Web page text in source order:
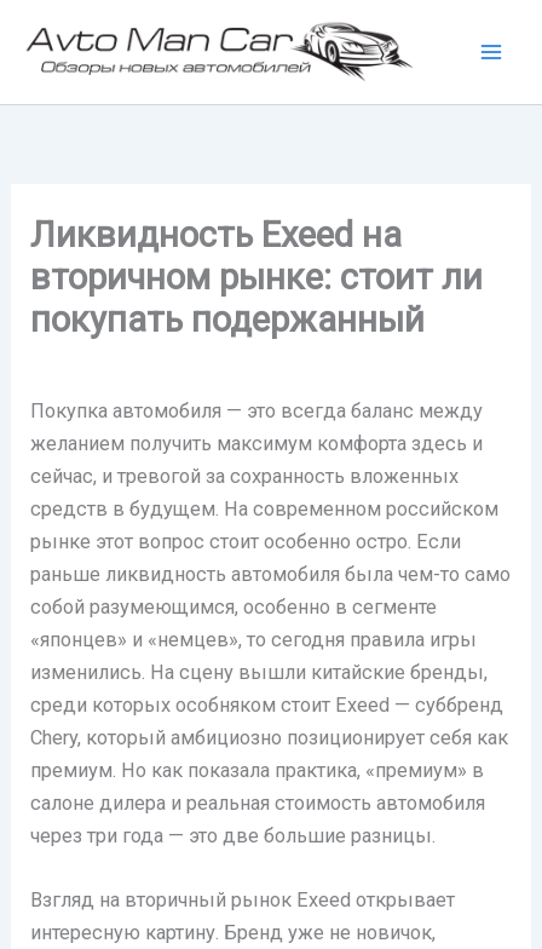
содержимому
Ликвидность Exeed на
вторичном рынке: стоит ли
покупать подержанный
Покупка автомобиля — это всегда баланс между
желанием получить максимум комфорта здесь и
сейчас, и тревогой за сохранность вложенных
средств в будущем. На современном российском
рынке этот вопрос стоит особенно остро. Если
раньше ликвидность автомобиля была чем-то само
собой разумеющимся, особенно в сегменте
«японцев» и «немцев», то сегодня правила игры
изменились. На сцену вышли китайские бренды,
среди которых особняком стоит Exeed — суббренд
Chery, который амбициозно позиционирует себя как
премиум. Но как показала практика, «премиум» в
салоне дилера и реальная стоимость автомобиля
через три года — это две большие разницы.
Взгляд на вторичный рынок Exeed открывает
интересную картину. Бренд уже не новичок,